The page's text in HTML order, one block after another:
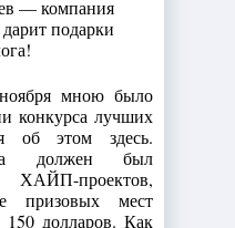
мною было
конкурса лучших
об этом здесь.
должен был
проектов,
призовых мест
долларов. Как